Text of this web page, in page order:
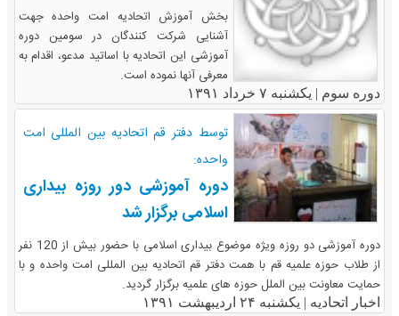
بخش آموزش اتحادیه امت واحده جهت
آشنایی شرکت کنندگان در سومین دوره
آموزشی این اتحادیه با اساتید مدعو، اقدام به
معرفی آنها نموده است.
دوره سوم | یکشنبه ۷ خرداد ۱۳۹۱
توسط دفتر قم اتحادیه بین المللی امت
واحده:
دوره آموزشی دور روزه بیداری
اسلامی برگزار شد
دوره آموزشی دو روزه ویژه موضوع بیداری اسلامی با حضور بیش از 120 نفر
از طلاب حوزه علمیه قم با همت دفتر قم اتحادیه بین المللی امت واحده و با
حمایت معاونت بین الملل حوزه های علمیه برگزار گردید.
اخبار اتحادیه | یکشنبه ۲۴ اردیبهشت ۱۳۹۱